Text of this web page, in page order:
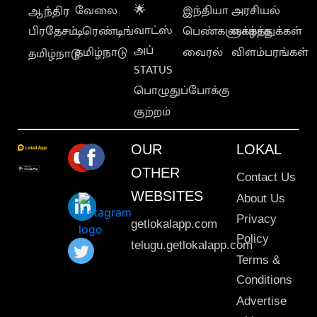
ஆந்திர
பிரதேசம்
தமிழ்நாடு
வேலை
டிரெண்டிங்
தமிழ்நாடு
🌟
வாட்ஸ்
அப்
STATUS
பொழுதுப்போக்கு
குற்றம்
இந்தியா
பெண்களுக்காக
வைரல்
அரசியல்
வாழ்த்துக்கள்
விளம்பரங்கள்
OUR
OTHER
WEBSITES
getlokalapp.com
telugu.getlokalapp.com
LOKAL
Contact Us
About Us
Privacy
Policy
Terms &
Conditions
Advertise